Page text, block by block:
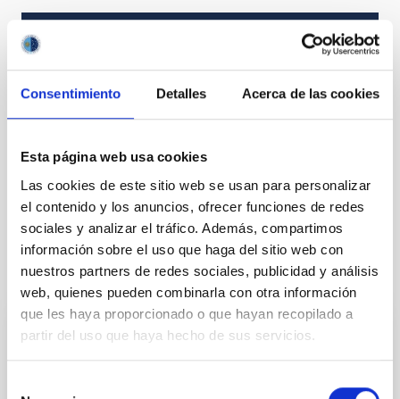
Consentimiento Detalles Acerca de las cookies
Esta página web usa cookies
Las cookies de este sitio web se usan para personalizar
el contenido y los anuncios, ofrecer funciones de redes
sociales y analizar el tráfico. Además, compartimos
información sobre el uso que haga del sitio web con
nuestros partners de redes sociales, publicidad y análisis
web, quienes pueden combinarla con otra información
que les haya proporcionado o que hayan recopilado a
partir del uso que haya hecho de sus servicios.
INVESTIGACIÓN
ESTADO
Sistema Solar y Sistemas Planetarios (SEYSS)
Te puede interesar
Anisotropía del Fondo Cósmico de